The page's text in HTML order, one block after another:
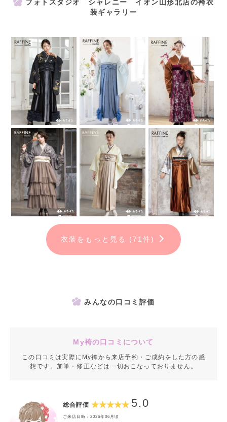
フォトスタジオ シャレニー イオン山形北店の袴衣
装ギャラリー
衣装をもっと見る (71件)
みんなの口コミ評価
My袴の口コミについて
この口コミは実際にMy袴から来店予約・ご成約をした方の感
想です。加筆・修正などは一切おこなっておりません。
総合評価 5.0
ご来店日時：2026年06月頃